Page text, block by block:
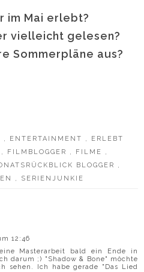
im Mai erlebt?
vielleicht gelesen?
Sommerpläne aus?
ENTERTAINMENT
ERLEBT
FILMBLOGGER FILME
BLOGGER
SERIENJUNKIE
12:46
Masterarbeit bald ein Ende in
darum ;) "Shadow & Bone" möchte
sehen. Ich habe gerade "Das Lied